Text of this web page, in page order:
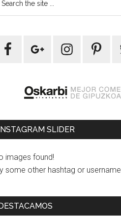
SLIDER
images found!
some other hashtag or username